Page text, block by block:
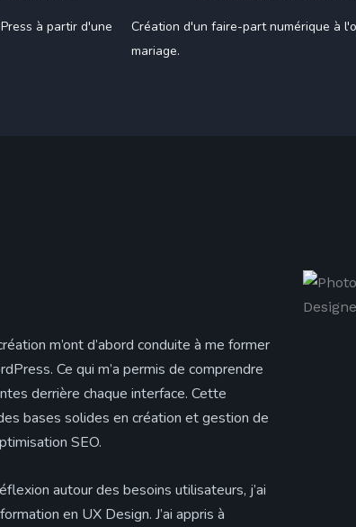
à partir d'une
Création d'un faire-part numérique à
mariage.
m’ont d’abord conduite à me former
Ce qui m’a permis de comprendre
derrière chaque interface. Cette
bases solides en création et gestion de
SEO.
autour des besoins utilisateurs, j’ai
en UX Design. J’ai appris à